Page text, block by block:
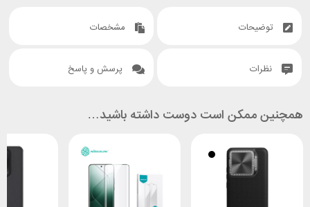
توضیحات مشخصات
نظرات پرسش و پاسخ
همچنین ممکن است دوست داشته باشید…